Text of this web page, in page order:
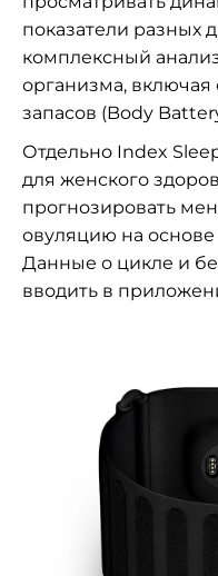
показатели разных
комплексный
организма, включая
запасов (Body
Отдельно Index
для женского
прогнозировать
овуляцию на
Данные о цикле и
вводить в